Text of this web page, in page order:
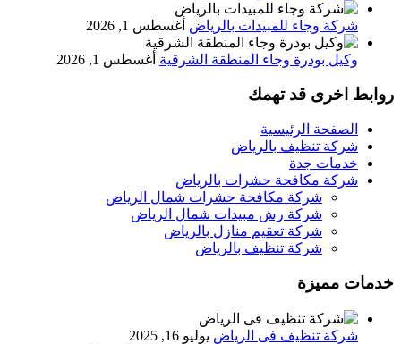
شركة وجاء للمبيدات بالرياض أغسطس 1, 2026
وكيل بودرة وجاء المنطقة الشرقية أغسطس 1, 2026
روابط اخرى قد تهمك
الصفحة الرئيسية
شركة تنظيف بالرياض
خدمات جدة
شركة مكافحة حشرات بالرياض
شركة مكافحة حشرات شمال الرياض
شركة رش مبيدات شمال الرياض
شركة تعقيم منازل بالرياض
شركة تنظيف بالرياض
خدمات مميزة
شركة تنظيف فى الرياض يوليو 16, 2025